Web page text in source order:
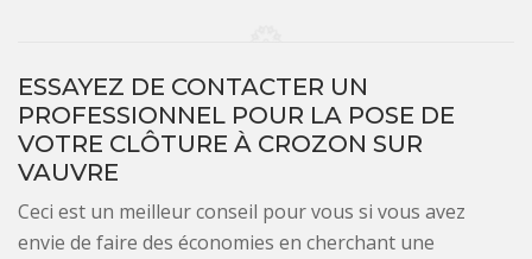
ESSAYEZ DE CONTACTER UN
PROFESSIONNEL POUR LA POSE DE
VOTRE CLÔTURE À CROZON SUR
VAUVRE
Ceci est un meilleur conseil pour vous si vous avez
envie de faire des économies en cherchant une